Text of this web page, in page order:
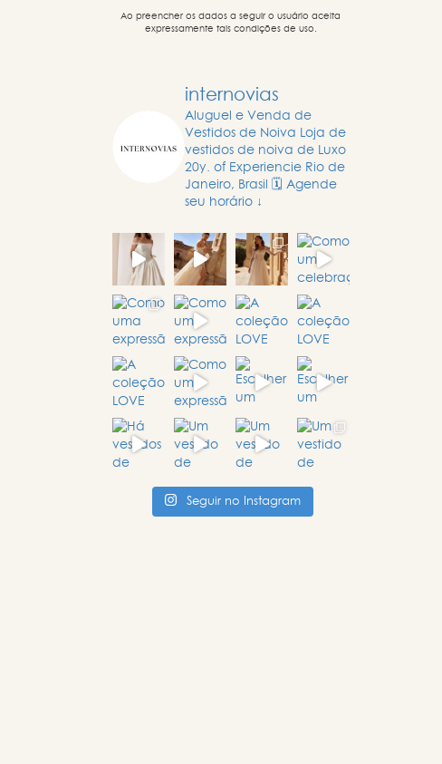
Ao preencher os dados a seguir o usuário aceita
expressamente tais condições de uso.
internovias
Aluguel e Venda de
Vestidos de Noiva Loja de
vestidos de noiva de Luxo
20y. of ExperiencieRio de
Janeiro, Brasil
🗓️ Agende
seu horário ↓
Seguir no Instagram